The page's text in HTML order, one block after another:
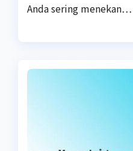
Anda sering menekan…